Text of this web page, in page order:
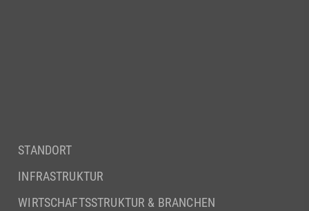
STANDORT
INFRASTRUKTUR
WIRTSCHAFTSSTRUKTUR & BRANCHEN